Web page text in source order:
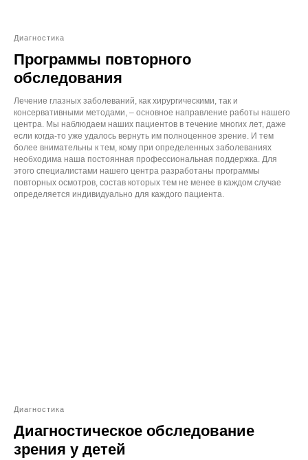
Диагностика
Программы повторного
обследования
Лечение глазных заболеваний, как хирургическими, так и
консервативными методами, – основное направление работы нашего
центра. Мы наблюдаем наших пациентов в течение многих лет, даже
если когда-то уже удалось вернуть им полноценное зрение. И тем
более внимательны к тем, кому при определенных заболеваниях
необходима наша постоянная профессиональная поддержка. Для
этого специалистами нашего центра разработаны программы
повторных осмотров, состав которых тем не менее в каждом случае
определяется индивидуально для каждого пациента.
Диагностика
Диагностическое обследование
зрения у детей